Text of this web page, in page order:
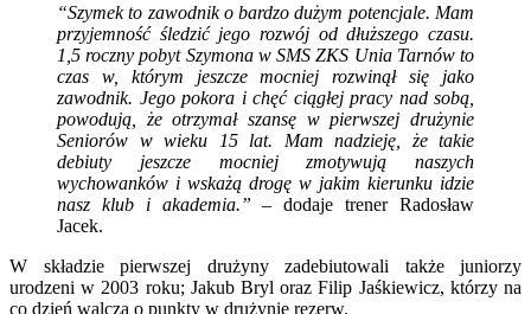
“Szymek to zawodnik o bardzo dużym potencjale. Mam
przyjemność śledzić jego rozwój od dłuższego czasu.
1,5 roczny pobyt Szymona w SMS ZKS Unia Tarnów to
czas w, którym jeszcze mocniej rozwinął się jako
zawodnik. Jego pokora i chęć ciągłej pracy nad sobą,
powodują, że otrzymał szansę w pierwszej drużynie
Seniorów w wieku 15 lat. Mam nadzieję, że takie
debiuty jeszcze mocniej zmotywują naszych
wychowanków i wskażą drogę w jakim kierunku idzie
nasz klub i akademia.” – dodaje trener Radosław
Jacek.
W składzie pierwszej drużyny zadebiutowali także juniorzy
urodzeni w 2003 roku; Jakub Bryl oraz Filip Jaśkiewicz, którzy na
co dzień walczą o punkty w drużynie rezerw.